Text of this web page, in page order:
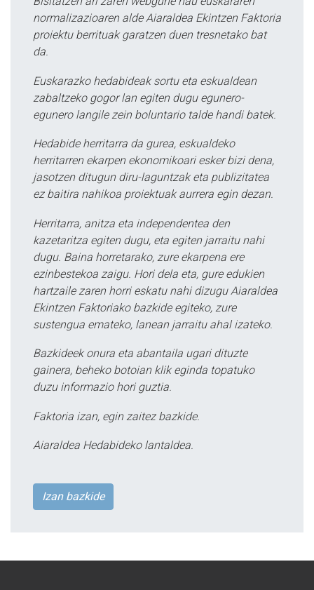
normalizazioaren alde Aiaraldea Ekintzen Faktoria
proiektu berrituak garatzen duen tresnetako bat
da.
Euskarazko hedabideak sortu eta eskualdean
zabaltzeko gogor lan egiten dugu egunero-
egunero langile zein boluntario talde handi batek.
Hedabide herritarra da gurea, eskualdeko
herritarren ekarpen ekonomikoari esker bizi dena,
jasotzen ditugun diru-laguntzak eta publizitatea
ez baitira nahikoa proiektuak aurrera egin dezan.
Herritarra, anitza eta independentea den
kazetaritza egiten dugu, eta egiten jarraitu nahi
dugu. Baina horretarako, zure ekarpena ere
ezinbestekoa zaigu. Hori dela eta, gure edukien
hartzaile zaren horri eskatu nahi dizugu Aiaraldea
Ekintzen Faktoriako bazkide egiteko, zure
sustengua emateko, lanean jarraitu ahal izateko.
Bazkideek onura eta abantaila ugari dituzte
gainera, beheko botoian klik eginda topatuko
duzu informazio hori guztia.
Faktoria izan, egin zaitez bazkide.
Aiaraldea Hedabideko lantaldea.
Izan bazkide